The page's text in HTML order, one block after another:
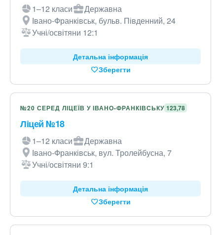
1–12 класи
Державна
Івано-Франківськ, бульв. Південний, 24
Учні/освітяни 12:1
Детальна інформація
Зберегти
№20 СЕРЕД ЛІЦЕЇВ У ІВАНО-ФРАНКІВСЬКУ 123,78
Ліцей №18
1–12 класи
Державна
Івано-Франківськ, вул. Тролейбусна, 7
Учні/освітяни 9:1
Детальна інформація
Зберегти